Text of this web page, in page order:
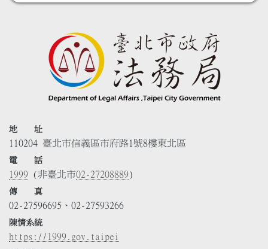
地 址
110204 臺北市信義區市府路1號8樓東北區
電 話
1999 (非臺北市02-27208889)
傳 真
02-27596695、02-27593266
陳情系統
https://1999.gov.taipei